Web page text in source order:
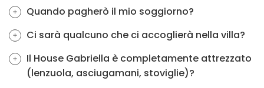
Quando pagherò il mio soggiorno?
Ci sarà qualcuno che ci accoglierà nella villa?
Il House Gabriella è completamente attrezzato
(lenzuola, asciugamani, stoviglie)?